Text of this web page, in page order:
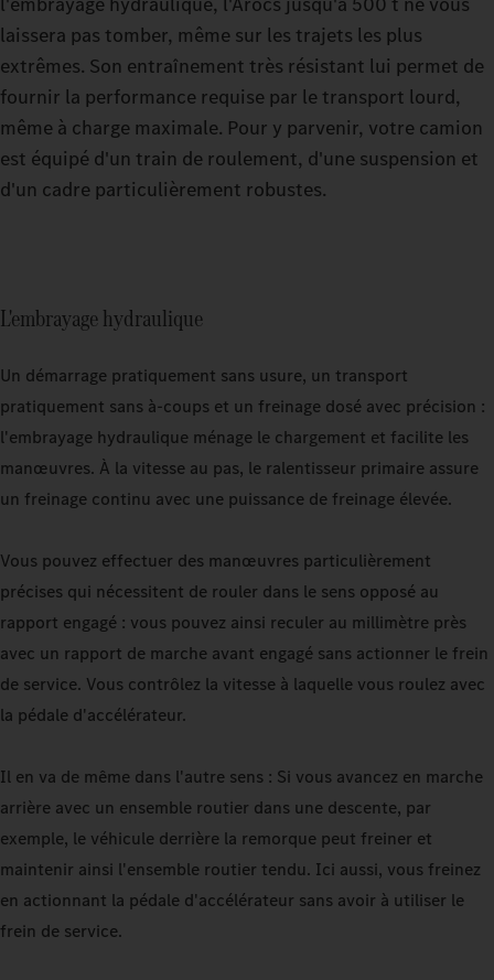
laissera pas tomber, même sur les trajets les plus
extrêmes. Son entraînement très résistant lui permet de
fournir la performance requise par le transport lourd,
même à charge maximale. Pour y parvenir, votre camion
est équipé d'un train de roulement, d'une suspension et
d'un cadre particulièrement robustes.
L'embrayage hydraulique
Un démarrage pratiquement sans usure, un transport
pratiquement sans à-coups et un freinage dosé avec précision :
l'embrayage hydraulique ménage le chargement et facilite les
manœuvres. À la vitesse au pas, le ralentisseur primaire assure
un freinage continu avec une puissance de freinage élevée.
Vous pouvez effectuer des manœuvres particulièrement
précises qui nécessitent de rouler dans le sens opposé au
rapport engagé : vous pouvez ainsi reculer au millimètre près
avec un rapport de marche avant engagé sans actionner le frein
de service. Vous contrôlez la vitesse à laquelle vous roulez avec
la pédale d'accélérateur.
Il en va de même dans l'autre sens : Si vous avancez en marche
arrière avec un ensemble routier dans une descente, par
exemple, le véhicule derrière la remorque peut freiner et
maintenir ainsi l'ensemble routier tendu. Ici aussi, vous freinez
en actionnant la pédale d'accélérateur sans avoir à utiliser le
frein de service.